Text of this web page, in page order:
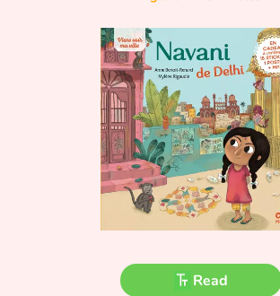
Tales and classics in french
Princesses and princes, kings, queens
Read